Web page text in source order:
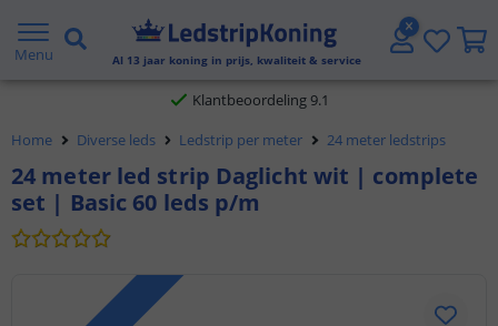
Menu Al 13 jaar koning in prijs, kwaliteit & service
Gratis verzending vanaf € 20,- NL en BE
Klantbeoordeling 9.1
Voor 23:45 uur besteld,morgen in huis
Home Diverse leds Ledstrip per meter 24 meter ledstrips
24 meter led strip Daglicht wit | complete
set | Basic 60 leds p/m